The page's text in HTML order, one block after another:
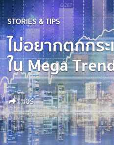
STORIES & TIPS
ไม่อยากตกกร
ใน Mega
แชร์